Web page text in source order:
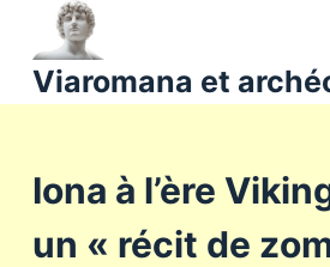
a
u
Viaromana et
Iona à l’ère
un « récit de